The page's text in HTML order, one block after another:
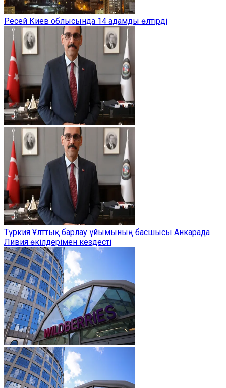
Ресей Киев облысында 14 адамды өлтірді
Түркия Ұлттық барлау ұйымының басшысы Анкарада
Ливия өкілдерімен кездесті